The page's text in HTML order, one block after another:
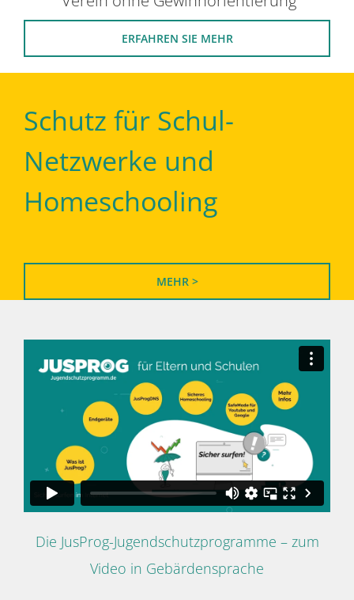
ERFAHREN SIE MEHR
Schutz für Schul-
Netzwerke und
Homeschooling
MEHR >
Die JusProg-Jugendschutzprogramme – zum
Video in Gebärdensprache